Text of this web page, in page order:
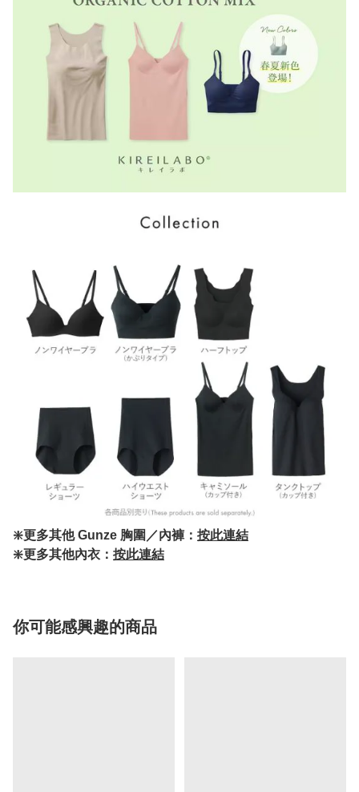
❇️更多其他 Gunze 胸圍／內褲： 按此連結
❇️更多其他內衣： 按此連結
你可能感興趣的商品